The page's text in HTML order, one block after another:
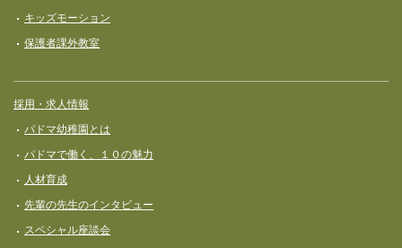
キッズモーション
保護者課外教室
採用・求人情報
パドマ幼稚園とは
パドマで働く、１０の魅力
人材育成
先輩の先生のインタビュー
スペシャル座談会